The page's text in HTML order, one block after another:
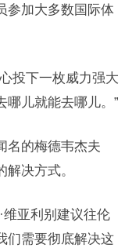
参加大多数国际体
投下一枚威力强大
哪儿就能去哪儿。”
名的梅德韦杰夫
决方式。
维亚利别建议往伦
们需要彻底解决这